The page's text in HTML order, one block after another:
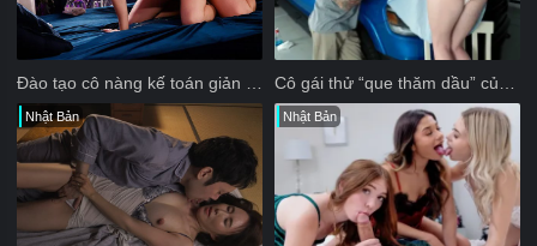
Nhật Bản Nhật Bản